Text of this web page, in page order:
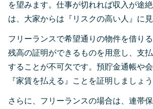
を望みます。仕事が切れれば収入が途
は、大家からは『リスクの高い人』に見
フリーランスで希望通りの物件を借り
残高の証明ができるものを用意し、支
することが不可欠です。預貯金通帳や会
『家賃を払える』ことを証明しましょう
さらに、フリーランスの場合は、連帯